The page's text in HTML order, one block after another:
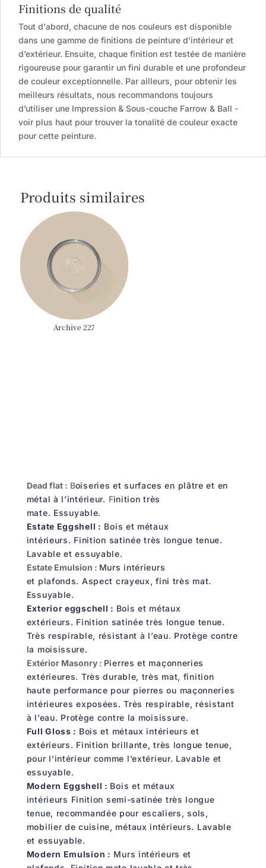
Finitions de qualité
Tout d'abord, chacune de nos couleurs est disponible
dans une gamme de finitions de peinture d’intérieur et
d’extérieur. Ensuite, chaque finition est testée de manière
rigoureuse pour garantir un fini durable et une profondeur
de couleur exceptionnelle. Par ailleurs, pour obtenir les
meilleurs résultats, nous recommandons toujours
d’utiliser une Impression & Sous-couche Farrow & Ball -
voir plus haut pour trouver la tonalité de couleur exacte
pour cette peinture.
Produits similaires
Archive 227
Dead flat : Boiseries et surfaces en plâtre et en
métal à l’intérieur. Finition très
mate. Essuyable.
Estate Eggshell : Bois et métaux
intérieurs. Finition satinée très longue tenue.
Lavable et essuyable.
Estate Emulsion : Murs intérieurs
et plafonds. Aspect crayeux, fini très mat.
Essuyable.
Exterior eggschell : Bois et métaux
extérieurs. Finition satinée très longue tenue.
Très respirable, résistant à l’eau. Protège contre
la moisissure.
Extérior Masonry : Pierres et maçonneries
extérieures. Très durable, très mat, finition
haute performance pour pierres ou maçonneries
intérieures exposées. Très respirable, résistant
à l’eau. Protège contre la moisissure.
Full Gloss : Bois et métaux intérieurs et
extérieurs. Finition brillante, très longue tenue,
pour l’intérieur comme l’extérieur. Lavable et
essuyable.
Modern Eggshell : Bois et métaux
intérieurs Finition semi-satinée très longue
tenue, recommandée pour escaliers, sols,
mobilier de cuisine, métaux intérieurs. Lavable
et essuyable.
Modern Emulsion : Murs intérieurs et